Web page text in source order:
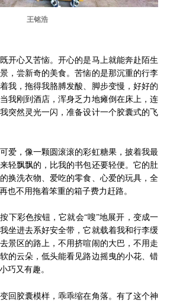
王铭浩
开心又苦恼。开心的是马上就能奔赴陌生
，尝新奇的美食。苦恼的是那沉重的行李
我，拖得我胳膊发酸、脚步变慢，好好的
我刚到酒店，浑身乏力地瘫倒在床上，连
突然灵光一闪，准备设计一个胶囊式的飞
爱，像一颗圆滚滚的彩虹糖果，披着我最
轻飘飘的，比我的书包还要轻便。它的肚
换洗衣物、爱吃的零食、心爱的玩具，全
也不用拖着笨重的箱子费力赶路。
下彩色按钮，它就会“嗖”地展开，变成一
坐进去系好安全带，它就载着我和行李缓
景区的路上，不用挤喧闹的大巴，不用走
的云朵，低头能看见路边摇曳的小花、错
巧又有趣。
回胶囊模样，乖乖缩在角落。有了这个神